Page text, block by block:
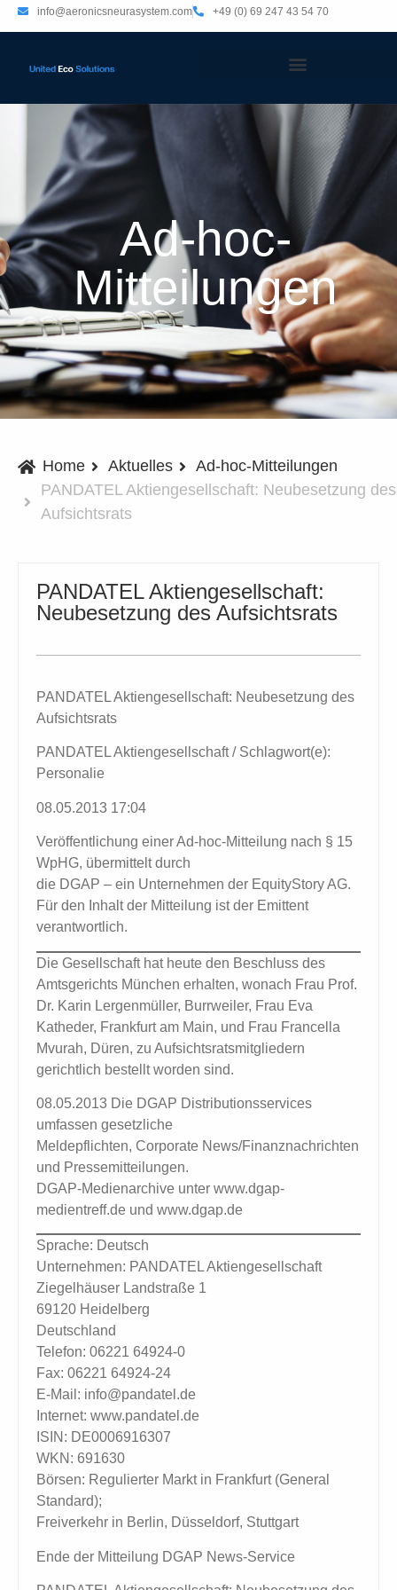
info@aeronicsneurasystem.com +49 (0) 69 247 43 54 70
Ad-hoc-
Mitteilungen
Home Aktuelles
Ad-hoc-Mitteilungen
PANDATEL Aktiengesellschaft: Neubesetzung des
Aufsichtsrats
PANDATEL Aktiengesellschaft:
Neubesetzung des Aufsichtsrats
PANDATEL Aktiengesellschaft: Neubesetzung des
Aufsichtsrats
PANDATEL Aktiengesellschaft / Schlagwort(e):
Personalie
08.05.2013 17:04
Veröffentlichung einer Ad-hoc-Mitteilung nach § 15
WpHG, übermittelt durch
die DGAP – ein Unternehmen der EquityStory AG.
Für den Inhalt der Mitteilung ist der Emittent
verantwortlich.
Die Gesellschaft hat heute den Beschluss des
Amtsgerichts München erhalten, wonach Frau Prof.
Dr. Karin Lergenmüller, Burrweiler, Frau Eva
Katheder, Frankfurt am Main, und Frau Francella
Mvurah, Düren, zu Aufsichtsratsmitgliedern
gerichtlich bestellt worden sind.
08.05.2013 Die DGAP Distributionsservices
umfassen gesetzliche
Meldepflichten, Corporate News/Finanznachrichten
und Pressemitteilungen.
DGAP-Medienarchive unter www.dgap-
medientreff.de und www.dgap.de
Sprache: Deutsch
Unternehmen: PANDATEL Aktiengesellschaft
Ziegelhäuser Landstraße 1
69120 Heidelberg
Deutschland
Telefon: 06221 64924-0
Fax: 06221 64924-24
E-Mail: info@pandatel.de
Internet: www.pandatel.de
ISIN: DE0006916307
WKN: 691630
Börsen: Regulierter Markt in Frankfurt (General
Standard);
Freiverkehr in Berlin, Düsseldorf, Stuttgart
Ende der Mitteilung DGAP News-Service